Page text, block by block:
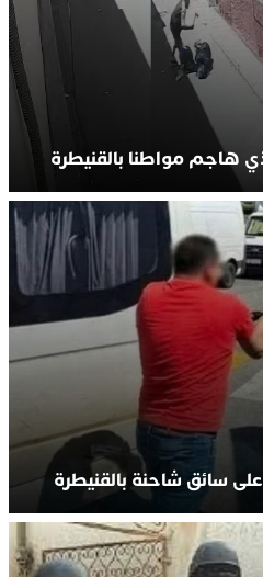
هاجم مواطنا بالقنيطرة